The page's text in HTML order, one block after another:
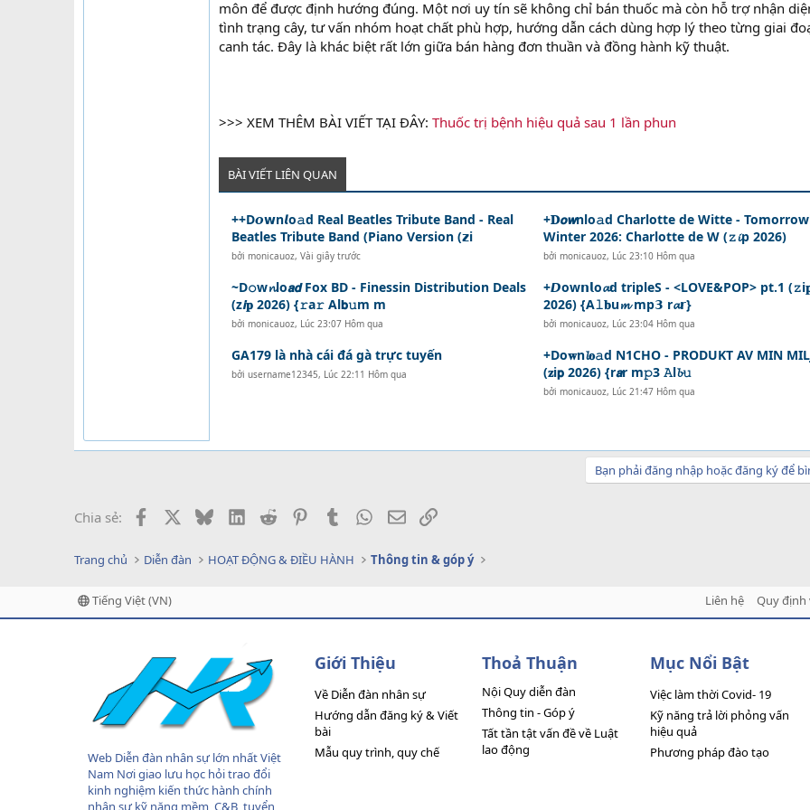
môn để được định hướng đúng. Một nơi uy tín sẽ không chỉ bán thuốc mà còn hỗ trợ nhận
tình trạng cây, tư vấn nhóm hoạt chất phù hợp, hướng dẫn cách dùng hợp lý theo từng giai
canh tác. Đây là khác biệt rất lớn giữa bán hàng đơn thuần và đồng hành kỹ thuật.
>>> XEM THÊM BÀI VIẾT TẠI ĐÂY: Thuốc trị bệnh hiệu quả sau 1 lần phun
BÀI VIẾT LIÊN QUAN
++D𝙤𝘄n𝙡o𝚊d Real Beatles Tribute Band - Real
Beatles Tribute Band (Piano Version (𝘇i
bởi monicauoz, Vài giây trước
+𝐃𝙤𝙬nlo𝚊d Charlotte de Witte -
Winter 2026: Charlotte de W (𝚣𝓲p 2026)
bởi monicauoz, Lúc 23:10 Hôm qua
~D𝚘w𝓷lo𝙖𝙙 Fox BD - Finessin Distribution Deals
(z𝙞𝐩 2026) {𝚛a𝚛 Al𝗯𝚞m m
bởi monicauoz, Lúc 23:07 Hôm qua
+𝘿ow𝗻𝗹o𝓪d tripleS - <LOVE&POP> pt.1
2026) {A𝚕𝐛u𝓶 mp𝟯 r𝓪𝗿}
bởi monicauoz, Lúc 23:04 Hôm qua
GA179 là nhà cái đá gà trực tuyến
bởi username12345, Lúc 22:11 Hôm qua
+Do𝐰n𝓵𝐨𝚊d N1CHO - PRODUKT AV MIN
(𝐳i𝗽 2026) {r𝙖r m𝚙3 𝙰l𝓫𝚞
bởi monicauoz, Lúc 21:47 Hôm qua
Bạn phải đăng nhập hoặc đăng ký để
Chia sẻ: Facebook BlueskyLinkedIn
Reddit PinterestTumblr WhatsApp
EmailLink
Trang chủ Diễn đàn HOẠT ĐỘNG & ĐIỀU HÀNH Thông tin & góp ý
Tiếng Việt (VN) Liên hệ Quy định
Web Diễn đàn nhân sự lớn nhất Việt
Nam Nơi giao lưu học hỏi trao đổi
kinh nghiệm kiến thức hành chính
Giới Thiệu
Về Diễn đàn nhân sự
Hướng dẫn đăng ký & Viết
bài
Mẫu quy trình, quy chế
Thoả Thuận
Nội Quy diễn đàn
Thông tin - Góp ý
Tất tần tật vấn đề về Luật
lao động
Mục Nổi Bật
Việc làm thời Covid- 19
Kỹ năng trả lời phỏng vấn
hiệu quả
Phương pháp đào tạo